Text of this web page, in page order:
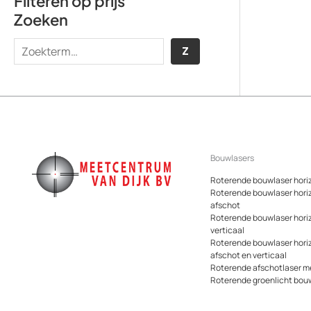
Zoeken
e
Z
Bouwlasers
Roterende bouwlaser
Roterende bouwlaser
afschot
Roterende bouwlaser
verticaal
Roterende bouwlaser
afschot en verticaal
Roterende afschotlaser
Roterende groenlicht